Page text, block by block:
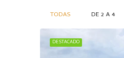
TODAS DE 2 A 4
DESTACADO